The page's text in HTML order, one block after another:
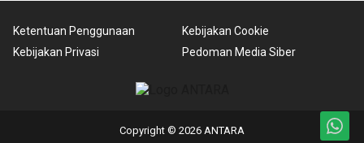
Ketentuan Penggunaan
Kebijakan Privasi
Kebijakan Cookie
Pedoman Media Siber
Copyright © 2026 ANTARA